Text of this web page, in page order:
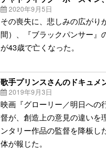
2020年9月5日
その喪失に、悲しみの広が
間）、『ブラックパンサー』
が43歳で亡くなった。
歌手プリンスさんのドキュメ
2019年9月3日
映画『グローリー／明日への
督が、創造上の意見の違いを
ンタリー作品の監督を降板し
体が報じた。